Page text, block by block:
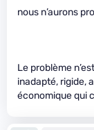
nous n’aurons
Le problème
inadapté, rigide,
économique qui